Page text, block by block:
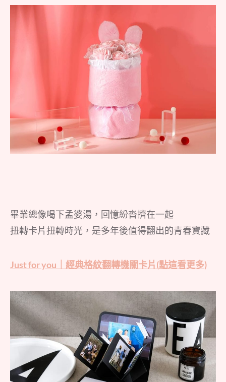
畢業總像喝下孟婆湯，回憶紛沓擠在一起
扭轉卡片扭轉時光，是多年後值得翻出的青春寶藏
Just for you｜經典格紋翻轉機關卡片(點這看更多)